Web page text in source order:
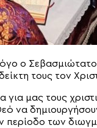
ο
τους τον
μας τους
να
περίοδο των